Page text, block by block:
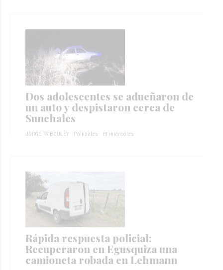
Dos adolescentes se adueñaron de
un auto y despistaron cerca de
Sunchales
JORGE TRIBOULEY Policiales El miércoles
Rápida respuesta policial:
Recuperaron en Egusquiza una
camioneta robada en Lehmann